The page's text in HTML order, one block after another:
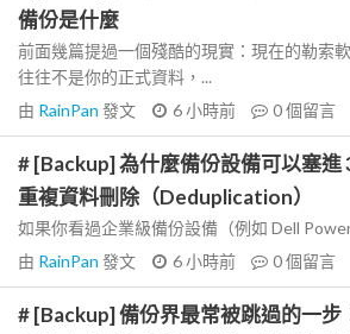
備份是什麼
前面幾篇提過一個殘酷的現實：現在的勒索
往往不是你的正式資料，...
由 RainPan 發文 6 小時前 0個留言
# [Backup] 為什麼備份設備可以塞進
重複資料刪除（Deduplication）
如果你看過企業級備份設備（例如 Dell
由 RainPan 發文 6 小時前 0個留言
# [Backup] 備份界最常被跳過的一步